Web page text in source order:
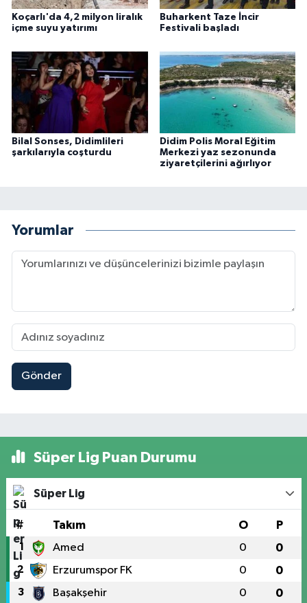
Koçarlı'da 4,2 milyon liralık
içme suyu yatırımı
Buharkent Taze İncir
Festivali başladı
Bilal Sonses, Didimlileri
şarkılarıyla coşturdu
Didim Polis Moral Eğitim
Merkezi yaz sezonunda
ziyaretçilerini ağırlıyor
Yorumlar
Gönder
Süper Lig Puan Durumu
Süper Lig
# Takım O P
1 Amed 0 0
2 Erzurumspor FK 0 0
3 Başakşehir 0 0